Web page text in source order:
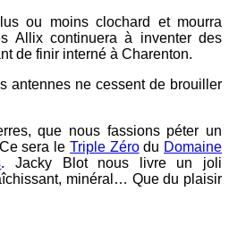
ou moins clochard et mourra
Allix continuera à inventer des
de finir interné à Charenton.
antennes ne cessent de brouiller
que nous fassions péter un
sera le Triple Zérodu Domaine
. Jacky Blot nous livre un joli
minéral… Que du plaisir